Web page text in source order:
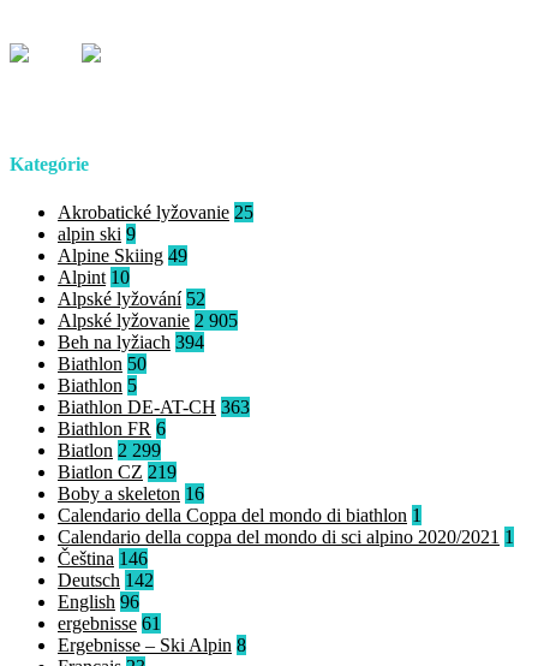
Kategórie
Akrobatické lyžovanie 25
alpin ski 9
Alpine Skiing 49
Alpint 10
Alpské lyžování 52
Alpské lyžovanie 2 905
Beh na lyžiach 394
Biathlon 50
Biathlon 5
Biathlon DE-AT-CH 363
Biathlon FR 6
Biatlon 2 299
Biatlon CZ 219
Boby a skeleton 16
Calendario della Coppa del mondo di biathlon 1
Calendario della coppa del mondo di sci alpino 2020/2021 1
Čeština 146
Deutsch 142
English 96
ergebnisse 61
Ergebnisse – Ski Alpin 8